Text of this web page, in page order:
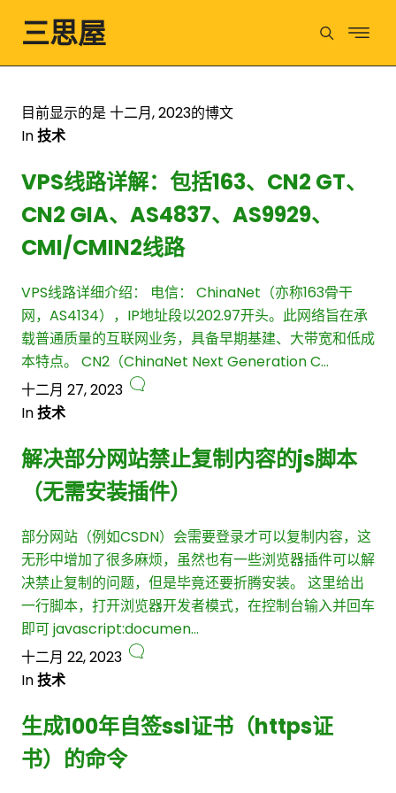
三思屋
目前显示的是 十二月, 2023的博文
In技术
VPS线路详解：包括163、CN2 GT、
CN2 GIA、AS4837、AS9929、
CMI/CMIN2线路
VPS线路详细介绍： 电信： ChinaNet（亦称163骨干
网，AS4134），IP地址段以202.97开头。此网络旨在承
载普通质量的互联网业务，具备早期基建、大带宽和低成
本特点。 CN2（ChinaNet Next Generation C…
十二月 27, 2023
In技术
解决部分网站禁止复制内容的js脚本
（无需安装插件）
部分网站（例如CSDN）会需要登录才可以复制内容，这
无形中增加了很多麻烦，虽然也有一些浏览器插件可以解
决禁止复制的问题，但是毕竟还要折腾安装。 这里给出
一行脚本，打开浏览器开发者模式，在控制台输入并回车
即可 javascript:documen…
十二月 22, 2023
In技术
生成100年自签ssl证书（https证
书）的命令